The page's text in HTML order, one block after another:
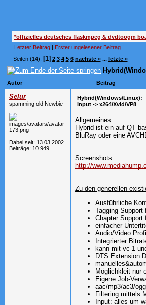
*offizielles deutsches flaskmpeg & dvdtoogm
Letzter Beitrag| Erster ungelesener Beitrag
Seiten (14): [1] 2 3 4 5 6 nächste » ... letzte »
Autor Beitrag
Selur
spamming old Newbie
Dabei seit: 13.03.2002
Beiträge: 10.949
Hybrid(Windows/Linux):
Input -> x264/Xvid/VP8
Allgemeines:
Hybrid ist ein auf QT
BluRay oder eine
Screenshots:
http://
Zu den generellen
Ausführliche
Tagging Support
Chapter Support
einfacher
Audio/Video
Integrierter
kann mit vc-1
DTS Extension
Möglichkleit nur
Eigene Job-
aac/mp3/ac3/
Filtering mittels
Input: alles um